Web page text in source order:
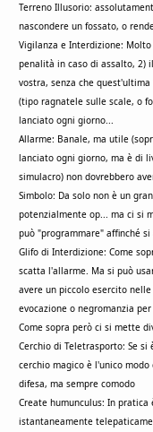
Terreno Illusorio:
nascondere un fossato, o
Vigilanza e Interdizione:
penalità in caso di assalto, 2)
vostra, senza che
(tipo ragnatele sulle scale, o
lanciato ogni giorno...
Allarme: Banale, ma utile
lanciato ogni giorno, ma è di
simulacro) non dovrebbero
Simbolo: Da solo non è un
potenzialmente op... ma ci si
può "programmare" affinché
Glifo di Interdizione: Come
scatta l'allarme. Ma si può
avere un piccolo esercito
evocazione o negromanzia
Come sopra però ci si mette
Cerchio di Teletrasporto: Se
cerchio magico è l'unico
difesa, ma sempre comodo
Create humunculus: In
istantaneamente